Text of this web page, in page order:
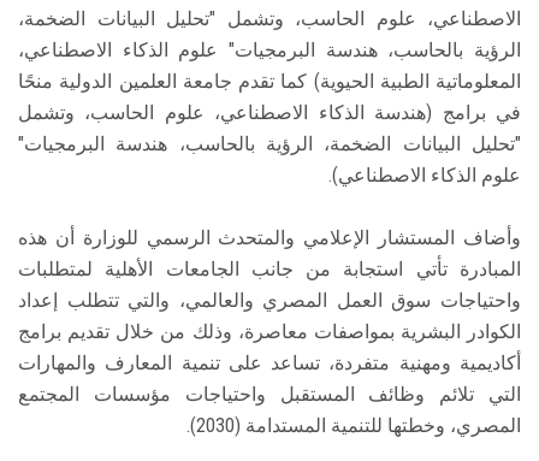
الاصطناعي، علوم الحاسب، وتشمل "تحليل البيانات الضخمة،
الرؤية بالحاسب، هندسة البرمجيات" علوم الذكاء الاصطناعي،
المعلوماتية الطبية الحيوية) كما تقدم جامعة العلمين الدولية منحًا
في برامج (هندسة الذكاء الاصطناعي، علوم الحاسب، وتشمل
"تحليل البيانات الضخمة، الرؤية بالحاسب، هندسة البرمجيات"
علوم الذكاء الاصطناعي).
وأضاف المستشار الإعلامي والمتحدث الرسمي للوزارة أن هذه
المبادرة تأتي استجابة من جانب الجامعات الأهلية لمتطلبات
واحتياجات سوق العمل المصري والعالمي، والتي تتطلب إعداد
الكوادر البشرية بمواصفات معاصرة، وذلك من خلال تقديم برامج
أكاديمية ومهنية متفردة، تساعد على تنمية المعارف والمهارات
التي تلائم وظائف المستقبل واحتياجات مؤسسات المجتمع
المصري، وخطتها للتنمية المستدامة (2030).